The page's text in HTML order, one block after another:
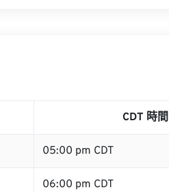
CDT 時間
05:00 pm CDT
06:00 pm CDT